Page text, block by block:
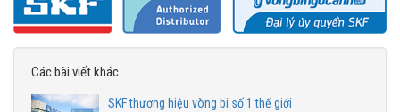
Các bài viết khác
SKF thương hiệu vòng bi số 1 thế giới